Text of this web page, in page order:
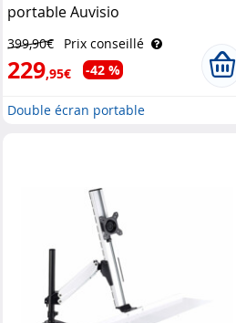
portable Auvisio
399,90€ Prix conseillé
229,95€ -42 %
Double écran portable